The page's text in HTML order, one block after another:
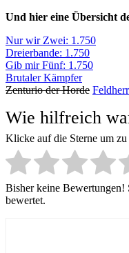
Und hier eine Übersicht
Nur wir Zwei: 1.750
Dreierbande: 1.750
Gib mir Fünf: 1.750
Brutaler Kämpfer
Zenturio der Horde Feldherr
Wie hilfreich
Klicke auf die Sterne um zu
Bisher keine Bewertungen!
bewertet.